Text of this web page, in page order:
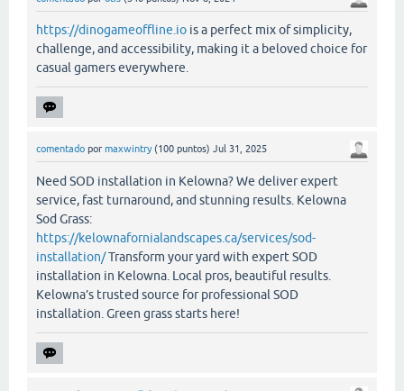
https://dinogameoffline.io is a perfect mix of simplicity,
challenge, and accessibility, making it a beloved choice for
casual gamers everywhere.
comentado por maxwintry (100 puntos) Jul 31, 2025
Need SOD installation in Kelowna? We deliver expert
service, fast turnaround, and stunning results. Kelowna
Sod Grass:
https://kelownafornialandscapes.ca/services/sod-
installation/Transform your yard with expert SOD
installation in Kelowna. Local pros, beautiful results.
Kelowna’s trusted source for professional SOD
installation. Green grass starts here!